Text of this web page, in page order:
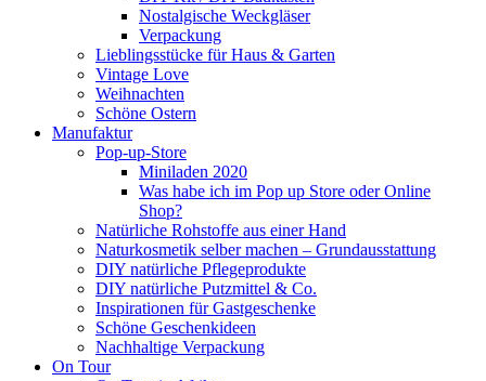
Nostalgische Weckgläser
Verpackung
Lieblingsstücke für Haus & Garten
Vintage Love
Weihnachten
Schöne Ostern
Manufaktur
Pop-up-Store
Miniladen 2020
Was habe ich im Pop up Store oder Online
Shop?
Natürliche Rohstoffe aus einer Hand
Naturkosmetik selber machen – Grundausstattung
DIY natürliche Pflegeprodukte
DIY natürliche Putzmittel & Co.
Inspirationen für Gastgeschenke
Schöne Geschenkideen
Nachhaltige Verpackung
On Tour